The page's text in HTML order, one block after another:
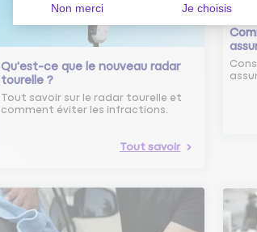
Qu'est-ce que le nouveau radar
tourelle ?
Tout savoir sur le radar tourelle et
comment éviter les infractions.
Tout savoir
Non merci Je choisis